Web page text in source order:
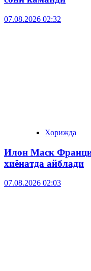
07.08.2026 02:32
Хорижда
Илон Маск
хиёнатда айблади
07.08.2026 02:03